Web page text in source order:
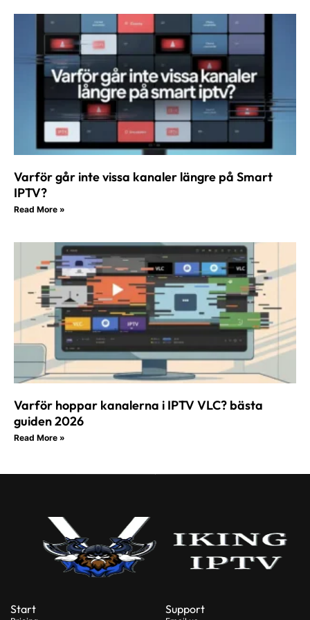
Varför går inte vissa kanaler längre på Smart
IPTV?
Read More »
Varför hoppar kanalerna i IPTV VLC? bästa
guiden 2026
Read More »
Start Support